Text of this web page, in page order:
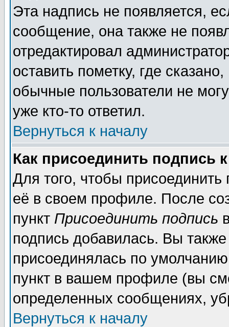
Эта надпись не появляется,
сообщение, она также не
отредактировал
оставить пометку, где
обычные пользователи не
уже кто-то ответил.
Вернуться к началу
Как присоединить подпись
Для того, чтобы
её в своем профиле. После
пункт Присоединить подпись
подпись добавилась. Вы
присоединялась по
пункт в вашем профиле (вы
определенных сообщениях,
Вернуться к началу